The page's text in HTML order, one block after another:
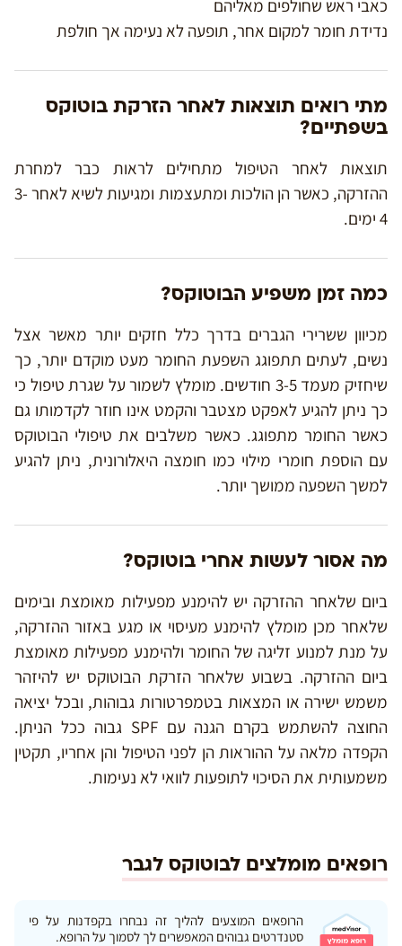
כאבי ראש שחולפים מאליהם
נדידת חומר למקום אחר, תופעה לא נעימה אך חולפת
מתי רואים תוצאות לאחר הזרקת בוטוקס
בשפתיים?
תוצאות לאחר הטיפול מתחילים לראות כבר למחרת
ההזרקה, כאשר הן הולכות ומתעצמות ומגיעות לשיא לאחר 3-
4 ימים.
כמה זמן משפיע הבוטוקס?
מכיוון ששרירי הגברים בדרך כלל חזקים יותר מאשר אצל
נשים, לעתים תתפוגג השפעת החומר מעט מוקדם יותר, כך
שיחזיק מעמד 3-5 חודשים. מומלץ לשמור על שגרת טיפול כי
כך ניתן להגיע לאפקט מצטבר והקמט אינו חוזר לקדמותו גם
כאשר החומר מתפוגג. כאשר משלבים את טיפולי הבוטוקס
עם הוספת חומרי מילוי כמו חומצה היאלורונית, ניתן להגיע
למשך השפעה ממושך יותר.
מה אסור לעשות אחרי בוטוקס?
ביום שלאחר ההזרקה יש להימנע מפעילות מאומצת ובימים
שלאחר מכן מומלץ להימנע מעיסוי או מגע באזור ההזרקה,
על מנת למנוע זליגה של החומר ולהימנע מפעילות מאומצת
ביום ההזרקה. בשבוע שלאחר הזרקת הבוטוקס יש להיזהר
משמש ישירה או המצאות בטמפרטורות גבוהות, ובכל יציאה
החוצה להשתמש בקרם הגנה עם SPF גבוה ככל הניתן.
הקפדה מלאה על ההוראות הן לפני הטיפול והן אחריו, תקטין
משמעותית את הסיכוי לתופעות לוואי לא נעימות.
רופאים מומלצים לבוטוקס לגבר
הרופאים המוצעים להליך זה נבחרו בקפדנות על פי
סטנדרטים גבוהים המאפשרים לך לסמוך על הרופא.